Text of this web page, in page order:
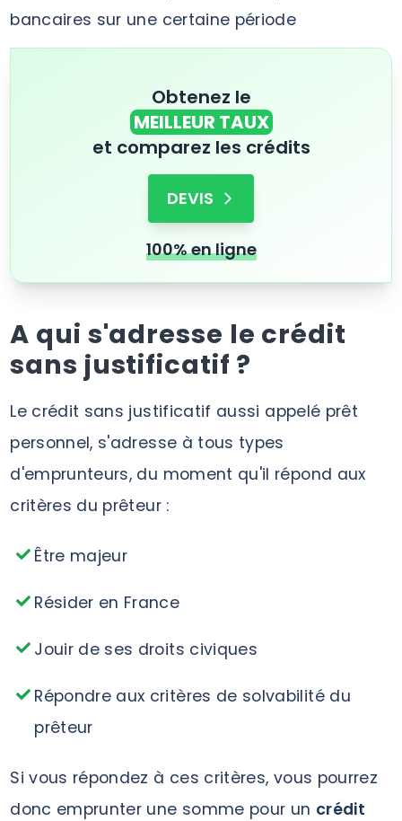
bancaires sur une certaine période
Obtenez le
MEILLEUR TAUX
et comparez les crédits
DEVIS
100% en ligne
A qui s'adresse le crédit
sans justificatif ?
Le crédit sans justificatif aussi appelé prêt
personnel, s'adresse à tous types
d'emprunteurs, du moment qu'il répond aux
critères du prêteur :
Être majeur
Résider en France
Jouir de ses droits civiques
Répondre aux critères de solvabilité du
prêteur
Si vous répondez à ces critères, vous pourrez
donc emprunter une somme pour un crédit